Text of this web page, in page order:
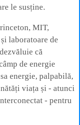
le susține.
MIT,
laboratoare de
că
de energie
energie, palpabilă,
viața și - atunci
- pentru